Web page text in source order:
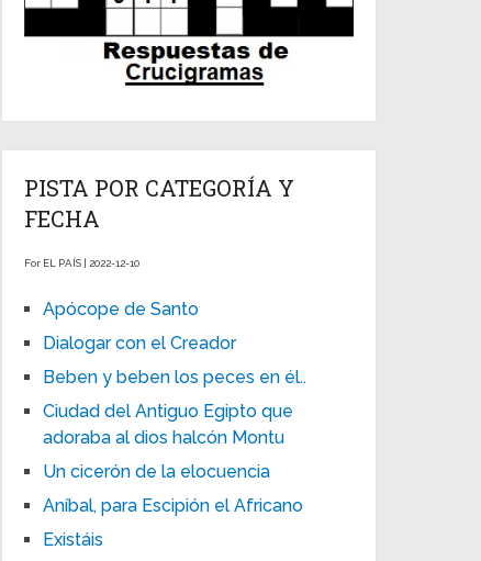
PISTA POR CATEGORÍA Y
FECHA
For EL PAÍS | 2022-12-10
Apócope de Santo
Dialogar con el Creador
Beben y beben los peces en él..
Ciudad del Antiguo Egipto que
adoraba al dios halcón Montu
Un cicerón de la elocuencia
Aníbal, para Escipión el Africano
Existáis